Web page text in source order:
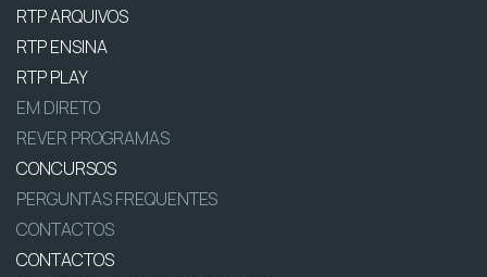
RTP ARQUIVOS
RTP ENSINA
RTP PLAY
EM DIRETO
REVER PROGRAMAS
CONCURSOS
PERGUNTAS FREQUENTES
CONTACTOS
CONTACTOS